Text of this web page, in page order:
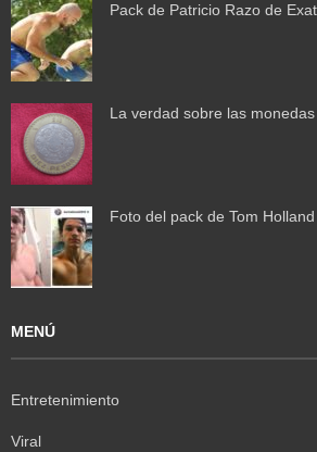
Pack de Patricio Razo de
La verdad sobre las
Foto del pack de Tom
MENÚ
Entretenimiento
Viral